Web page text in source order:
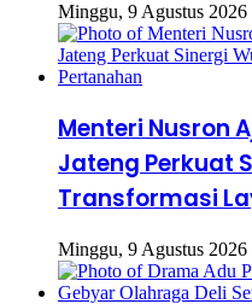
Minggu, 9 Agustus
Menteri Nusron
Jateng Perkuat
Transformasi
Minggu, 9 Agustus